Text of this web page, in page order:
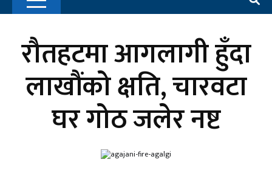
रौतहटमा आगलागी हुँदा
लाखौंको क्षति, चारवटा
घर गोठ जलेर नष्ट